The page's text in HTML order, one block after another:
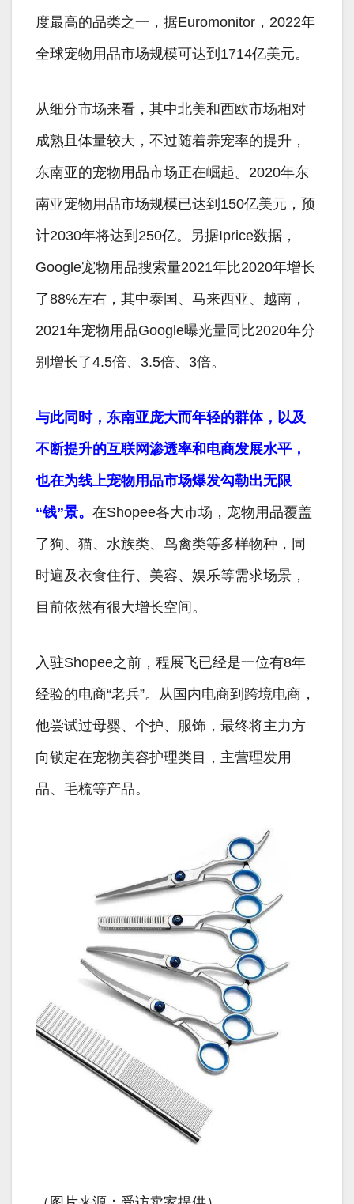
度最高的品类之一，据Euromonitor，2022年
全球宠物用品市场规模可达到1714亿美元。
从细分市场来看，其中北美和西欧市场相对
成熟且体量较大，不过随着养宠率的提升，
东南亚的宠物用品市场正在崛起。2020年东
南亚宠物用品市场规模已达到150亿美元，预
计2030年将达到250亿。另据Iprice数据，
Google宠物用品搜索量2021年比2020年增长
了88%左右，其中泰国、马来西亚、越南，
2021年宠物用品Google曝光量同比2020年分
别增长了4.5倍、3.5倍、3倍。
与此同时，东南亚庞大而年轻的群体，以及
不断提升的互联网渗透率和电商发展水平，
也在为线上宠物用品市场爆发勾勒出无限
“钱”景。 在Shopee各大市场，宠物用品覆盖
了狗、猫、水族类、鸟禽类等多样物种，同
时遍及衣食住行、美容、娱乐等需求场景，
目前依然有很大增长空间。
入驻Shopee之前，程展飞已经是一位有8年
经验的电商“老兵”。从国内电商到跨境电商，
他尝试过母婴、个护、服饰，最终将主力方
向锁定在宠物美容护理类目，主营理发用
品、毛梳等产品。